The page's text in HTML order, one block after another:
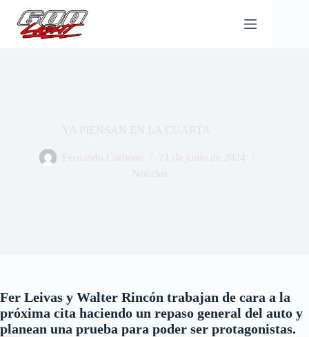
contenido
YA PIENSAN EN LA CUARTA
Fernando Carbone
21 de junio de 2024
Noticias
Fer Leivas y Walter Rincón trabajan de cara a la
próxima cita haciendo un repaso general del auto y
planean una prueba para poder ser protagonistas.